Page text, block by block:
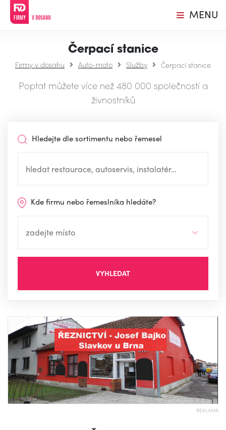
MENU
Čerpací stanice
Firmy v dosahu Auto-moto Služby Čerpací stanice
Poptat můžete více než 480 000 společností a
živnostníků
Hledejte dle sortimentu nebo řemesel
Kde firmu nebo řemeslníka hledáte?
VYHLEDAT
REKLAMA